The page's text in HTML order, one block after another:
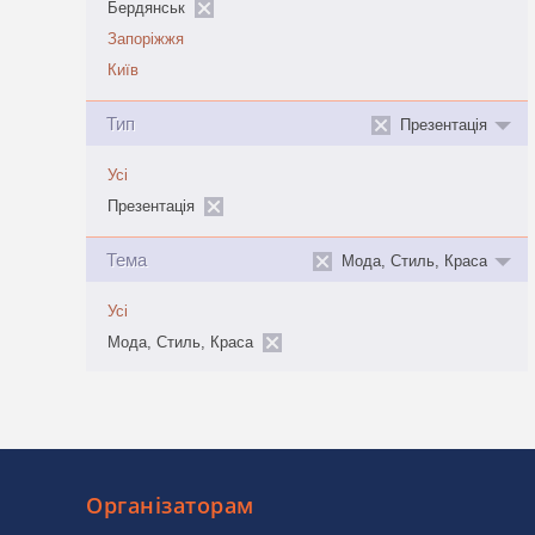
Бердянськ
Запоріжжя
Київ
Тип Презентація
Усі
Презентація
Тема Мода, Стиль, Краса
Усі
Мода, Стиль, Краса
Організаторам